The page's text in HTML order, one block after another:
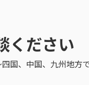
ください
国、中国、九州地方